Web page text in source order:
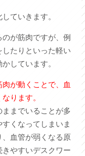
ていきます。
が筋肉ですが、例
たりといった軽い
しています。
肉が動くことで、血
ります。
までいることが多
くなってしまいま
血管が弱くなる原
やすいデスクワー